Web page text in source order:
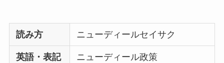
読み方 ニューディールセイサク
英語・表記 ニューディール政策